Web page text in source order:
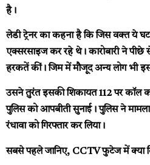
है।
लेडी ट्रेनर का कहना है कि जिस वक्त ये
एक्सरसाइज कर रहे थे। कारोबारी ने
हरकतें कीं। जिम में मौजूद अन्य लोग भी
उसने तुरंत इसकी शिकायत 112 पर कॉल
पुलिस को आपबीती सुनाई। पुलिस ने मामला
रंधावा को गिरफ्तार कर लिया।
सबसे पहले जानिए, CCTV फुटेज में क्या